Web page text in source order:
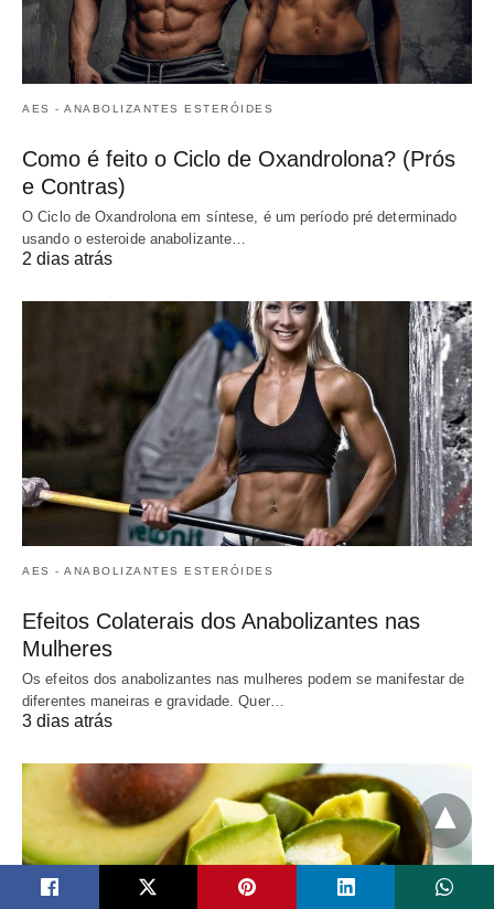
AES - ANABOLIZANTES ESTERÓIDES
Como é feito o Ciclo de Oxandrolona? (Prós
e Contras)
O Ciclo de Oxandrolona em síntese, é um período pré determinado
usando o esteroide anabolizante…
2 dias atrás
AES - ANABOLIZANTES ESTERÓIDES
Efeitos Colaterais dos Anabolizantes nas
Mulheres
Os efeitos dos anabolizantes nas mulheres podem se manifestar de
diferentes maneiras e gravidade. Quer…
3 dias atrás